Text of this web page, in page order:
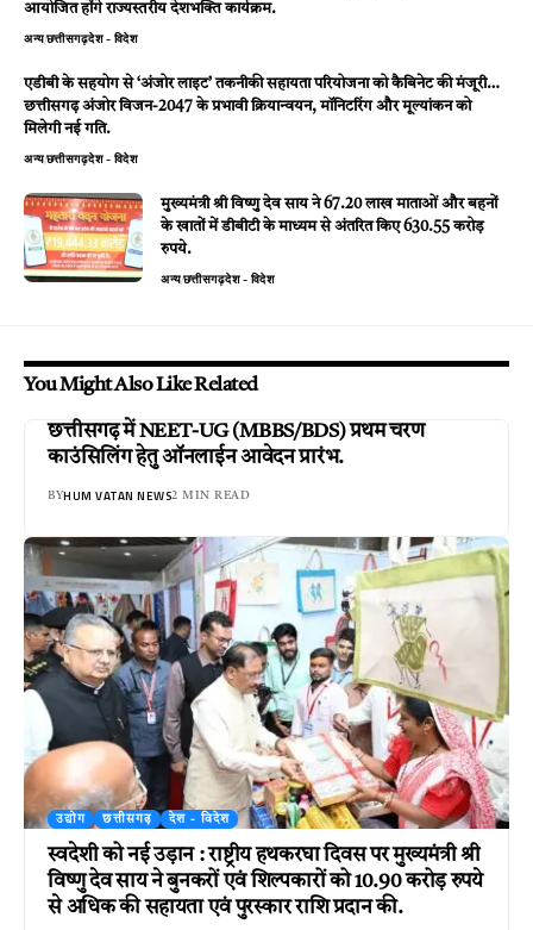
आयोजित होंगे राज्यस्तरीय देशभक्ति कार्यक्रम.
अन्यछत्तीसगढ़देश - विदेश
एडीबी के सहयोग से ‘अंजोर लाइट’ तकनीकी सहायता परियोजना को कैबिनेट की मंजूरी…
छत्तीसगढ़ अंजोर विजन-2047 के प्रभावी क्रियान्वयन, मॉनिटरिंग और मूल्यांकन को
मिलेगी नई गति.
अन्यछत्तीसगढ़देश - विदेश
मुख्यमंत्री श्री विष्णु देव साय ने 67.20 लाख माताओं और बहनों
के खातों में डीबीटी के माध्यम से अंतरित किए 630.55 करोड़
रुपये.
अन्यछत्तीसगढ़देश - विदेश
You Might Also Like Related
छत्तीसगढ़ में NEET-UG (MBBS/BDS) प्रथम चरण
काउंसिलिंग हेतु ऑनलाईन आवेदन प्रारंभ.
BYHUM VATAN NEWS2 MIN READ
उद्योग छत्तीसगढ़ देश - विदेश
स्वदेशी को नई उड़ान : राष्ट्रीय हथकरघा दिवस पर मुख्यमंत्री श्री
विष्णु देव साय ने बुनकरों एवं शिल्पकारों को 10.90 करोड़ रुपये
से अधिक की सहायता एवं पुरस्कार राशि प्रदान की.